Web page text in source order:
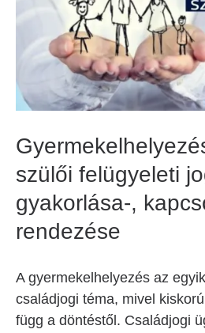
szülői felügyeleti
gyakorlása-,
rendezése
A gyermekelhelyezés az
családjogi téma, mivel
függ a döntéstől. Családjogi